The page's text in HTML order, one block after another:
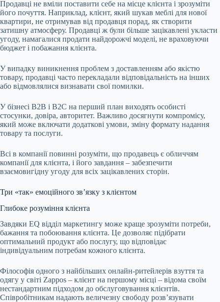
Продавці не вміли поставити себе на місце клієнта і зрозуміти
його почуття. Наприклад, клієнт, який шукав меблі для нової
квартири, не отримував від продавця порад, як створити
затишну атмосферу. Продавці ж були більше зацікавлені укласти
угоду, намагалися продати найдорожчі моделі, не враховуючи
бюджет і побажання клієнта.
У випадку виникнення проблем з доставленням або якістю
товару, продавці часто перекладали відповідальність на інших
або відмовлялися визнавати свої помилки.
У бізнесі B2B і B2C на перший план виходять особисті
стосунки, довіра, авторитет. Важливо досягнути компромісу,
який може включати додаткові умови, зміну формату надання
товару та послуги.
Всі в компанії повинні розуміти, що продавець є обличчям
компанії для клієнта, і його завдання – забезпечити
взаємовигідну угоду для всіх зацікавлених сторін.
Три «так» емоційного зв’язку з клієнтом
Глибоке розуміння клієнта
Завдяки ЕQ відділ маркетингу може краще зрозуміти потреби,
бажання та побоювання клієнта. Це дозволяє підібрати
оптимальний продукт або послугу, що відповідає
індивідуальним потребам кожного клієнта.
Філософія одного з найбільших онлайн-ритейлерів взуття та
одягу у світі Zappos – клієнт на першому місці – відома своїм
нестандартним підходом до обслуговування клієнтів.
Співробітникам надають величезну свободу розвʼязувати